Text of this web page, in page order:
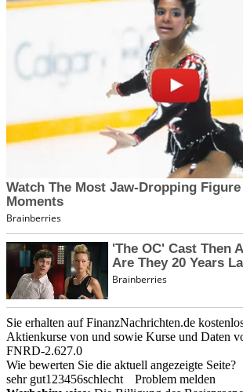
Sie erhalten auf FinanzNachrichten.de
Aktienkurse von und sowie Kurse und Daten
FNRD-2.627.0
Wie bewerten Sie die aktuell angezeigte Seite?
sehr gut1 23456schlecht
Problem melden